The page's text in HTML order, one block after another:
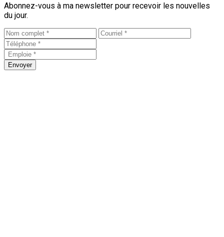
Abonnez-vous à ma newsletter pour recevoir les nouvelles
du jour.
Envoyer